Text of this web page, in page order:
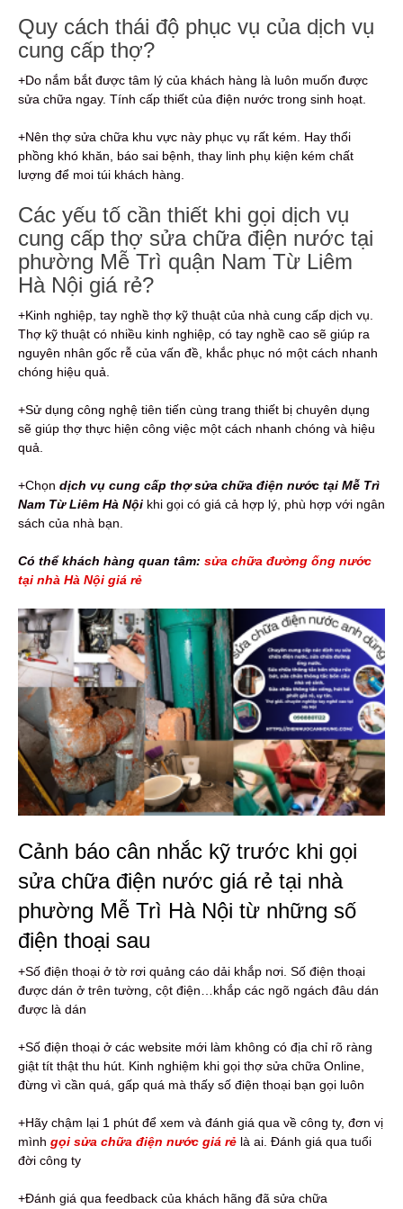
Quy cách thái độ phục vụ của dịch vụ
cung cấp thợ?
+Do nắm bắt được tâm lý của khách hàng là luôn muốn được
sửa chữa ngay. Tính cấp thiết của điện nước trong sinh hoạt.
+Nên thợ sửa chữa khu vực này phục vụ rất kém. Hay thổi
phồng khó khăn, báo sai bệnh, thay linh phụ kiện kém chất
lượng để moi túi khách hàng.
Các yếu tố cần thiết khi gọi dịch vụ
cung cấp thợ sửa chữa điện nước tại
phường Mễ Trì quận Nam Từ Liêm
Hà Nội giá rẻ?
+Kinh nghiệp, tay nghề thợ kỹ thuật của nhà cung cấp dịch vụ.
Thợ kỹ thuật có nhiều kinh nghiệp, có tay nghề cao sẽ giúp ra
nguyên nhân gốc rễ của vấn đề, khắc phục nó một cách nhanh
chóng hiệu quả.
+Sử dụng công nghệ tiên tiến cùng trang thiết bị chuyên dụng
sẽ giúp thợ thực hiện công việc một cách nhanh chóng và hiệu
quả.
+Chọn dịch vụ cung cấp thợ sửa chữa điện nước tại Mễ Trì
Nam Từ Liêm Hà Nội khi gọi có giá cả hợp lý, phù hợp với ngân
sách của nhà bạn.
Có thể khách hàng quan tâm: sửa chữa đường ống nước
tại nhà Hà Nội giá rẻ
Cảnh báo cân nhắc kỹ trước khi gọi
sửa chữa điện nước giá rẻ tại nhà
phường Mễ Trì Hà Nội từ những số
điện thoại sau
+Số điện thoại ở tờ rơi quảng cáo dải khắp nơi. Số điện thoại
được dán ở trên tường, cột điện…khắp các ngõ ngách đâu dán
được là dán
+Số điện thoại ở các website mới làm không có địa chỉ rõ ràng
giật tít thật thu hút. Kinh nghiệm khi gọi thợ sửa chữa Online,
đừng vì cần quá, gấp quá mà thấy số điện thoại bạn gọi luôn
+Hãy chậm lại 1 phút để xem và đánh giá qua về công ty, đơn vị
mình gọi sửa chữa điện nước giá rẻ là ai. Đánh giá qua tuổi
đời công ty
+Đánh giá qua feedback của khách hãng đã sửa chữa